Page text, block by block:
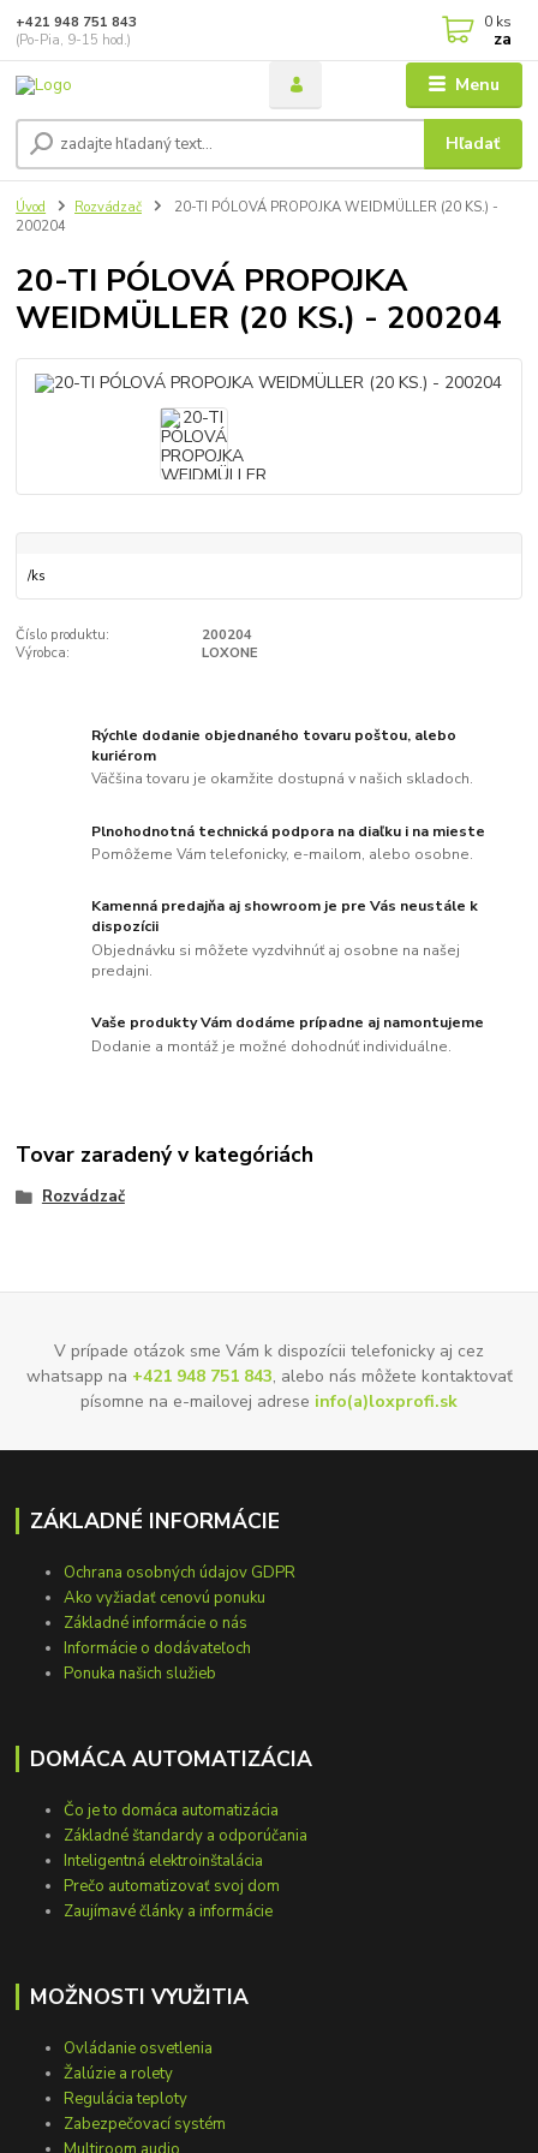
Menu
Hľadať
+421 948 751 843
(Po-Pia, 9-15 hod.)
0 ks
za
Úvod Rozvádzač
20-TI PÓLOVÁ PROPOJKA WEIDMÜLLER (20 KS.) -
200204
20-TI PÓLOVÁ PROPOJKA
WEIDMÜLLER (20 KS.) - 200204
/ks
Číslo produktu:
200204
Výrobca:
LOXONE
Rýchle dodanie objednaného tovaru poštou, alebo
kuriérom
Väčšina tovaru je okamžite dostupná v našich skladoch.
Plnohodnotná technická podpora na diaľku i na mieste
Pomôžeme Vám telefonicky, e-mailom, alebo osobne.
Kamenná predajňa aj showroom je pre Vás neustále k
dispozícii
Objednávku si môžete vyzdvihnúť aj osobne na našej
predajni.
Vaše produkty Vám dodáme prípadne aj namontujeme
Dodanie a montáž je možné dohodnúť individuálne.
Tovar zaradený v kategóriách
Rozvádzač
V prípade otázok sme Vám k dispozícii telefonicky aj cez
whatsapp na +421 948 751 843, alebo nás môžete kontaktovať
písomne na e-mailovej adrese info(a)loxprofi.sk
ZÁKLADNÉ INFORMÁCIE
Ochrana osobných údajov GDPR
Ako vyžiadať cenovú ponuku
Základné informácie o nás
Informácie o dodávateľoch
Ponuka našich služieb
DOMÁCA AUTOMATIZÁCIA
Čo je to domáca automatizácia
Základné štandardy a odporúčania
Inteligentná elektroinštalácia
Prečo automatizovať svoj dom
Zaujímavé články a informácie
MOŽNOSTI VYUŽITIA
Ovládanie osvetlenia
Žalúzie a rolety
Regulácia teploty
Zabezpečovací systém